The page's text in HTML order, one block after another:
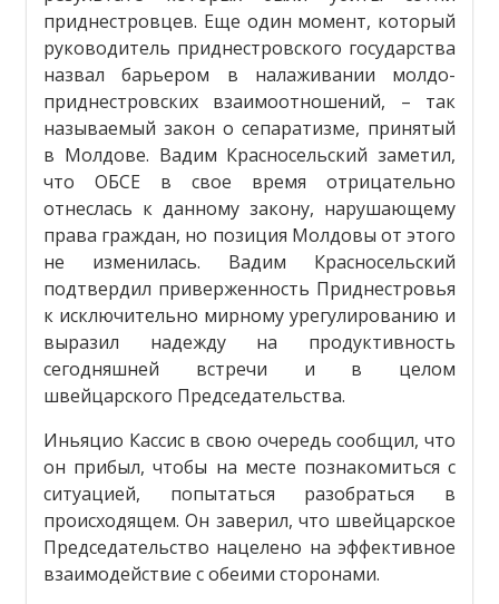
приднестровцев. Еще один момент, который
руководитель приднестровского государства
назвал барьером в налаживании молдо-
приднестровских взаимоотношений, – так
называемый закон о сепаратизме, принятый
в Молдове. Вадим Красносельский заметил,
что ОБСЕ в свое время отрицательно
отнеслась к данному закону, нарушающему
права граждан, но позиция Молдовы от этого
не изменилась. Вадим Красносельский
подтвердил приверженность Приднестровья
к исключительно мирному урегулированию и
выразил надежду на продуктивность
сегодняшней встречи и в целом
швейцарского Председательства.
Иньяцио Кассис в свою очередь сообщил, что
он прибыл, чтобы на месте познакомиться с
ситуацией, попытаться разобраться в
происходящем. Он заверил, что швейцарское
Председательство нацелено на эффективное
взаимодействие с обеими сторонами.